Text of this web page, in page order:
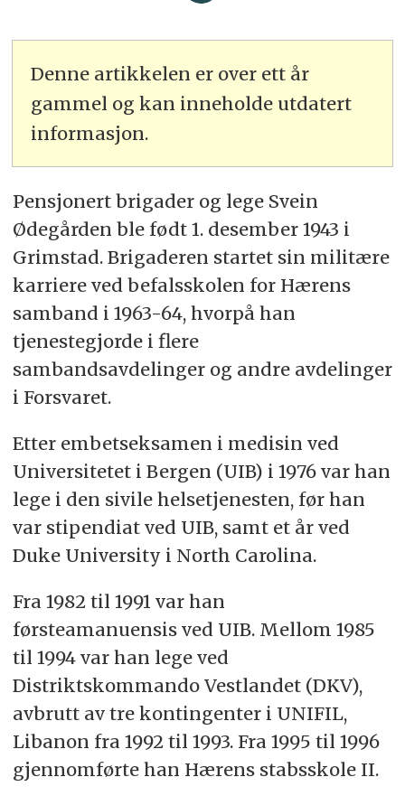
Denne artikkelen er over ett år
gammel og kan inneholde utdatert
informasjon.
Pensjonert brigader og lege Svein
Ødegården ble født 1. desember 1943 i
Grimstad. Brigaderen startet sin militære
karriere ved befalsskolen for Hærens
samband i 1963-64, hvorpå han
tjenestegjorde i flere
sambandsavdelinger og andre avdelinger
i Forsvaret.
Etter embetseksamen i medisin ved
Universitetet i Bergen (UIB) i 1976 var han
lege i den sivile helsetjenesten, før han
var stipendiat ved UIB, samt et år ved
Duke University i North Carolina.
Fra 1982 til 1991 var han
førsteamanuensis ved UIB. Mellom 1985
til 1994 var han lege ved
Distriktskommando Vestlandet (DKV),
avbrutt av tre kontingenter i UNIFIL,
Libanon fra 1992 til 1993. Fra 1995 til 1996
gjennomførte han Hærens stabsskole II.